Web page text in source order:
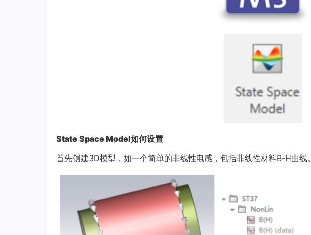
State Space Model如何设置
首先创建3D模型，如一个简单的非线性电感，包括非线性材料B-H曲线。